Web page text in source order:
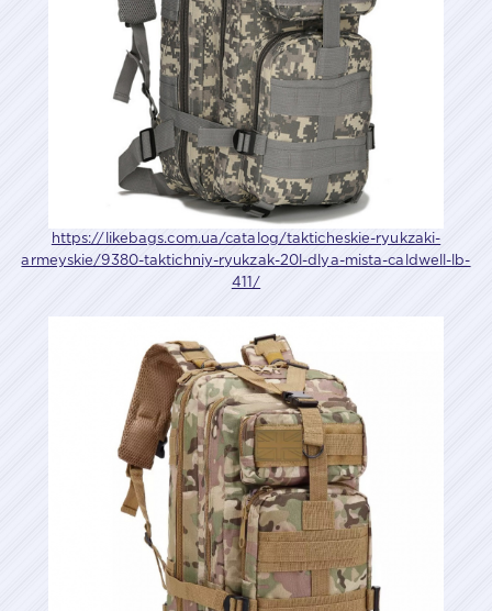
https://likebags.com.ua/catalog/takticheskie-ryukzaki-
armeyskie/9380-taktichniy-ryukzak-20l-dlya-mista-caldwell-lb-
411/